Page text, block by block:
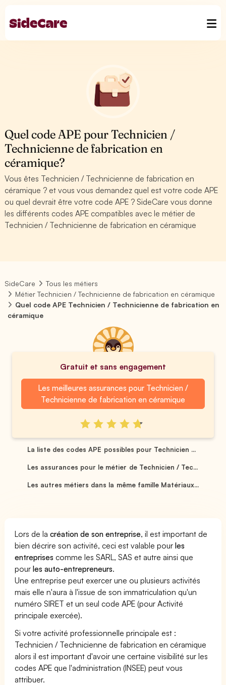
Quel code APE pour Technicien /
Technicienne de fabrication en
céramique?
Vous êtes Technicien / Technicienne de fabrication en
céramique ? et vous vous demandez quel est votre code APE
ou quel devrait être votre code APE ? SideCare vous donne
les différents codes APE compatibles avec le métier de
Technicien / Technicienne de fabrication en céramique
SideCare
Tous les métiers
Métier Technicien / Technicienne de fabrication en céramique
Quel code APE Technicien / Technicienne de fabrication en
céramique
Gratuit et sans engagement
Les meilleures assurances pour Technicien /
Technicienne de fabrication en céramique
La liste des codes APE possibles pour Technicien ...
Les assurances pour le métier de Technicien / Tec...
Les autres métiers dans la même famille Matériaux...
Lors de lacréation de son entreprise, il est important de
bien décrire son activité, ceci est valable pourles
entreprises comme les SARL, SAS et autre ainsi que
pourles auto-entrepreneurs.
Une entreprise peut exercer une ou plusieurs activités
mais elle n'aura à l'issue de son immatriculation qu'un
numéro SIRET et un seul code APE (pour Activité
principale exercée).
Si votre activité professionnelle principale est :
Technicien / Technicienne de fabrication en céramique
alors il est important d'avoir une certaine visibilité sur les
codes APE que l'administration (INSEE) peut vous
attribuer.